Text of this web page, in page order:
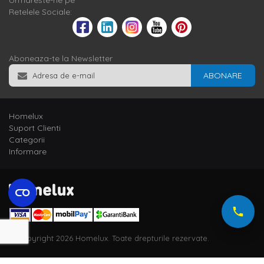
Retelele Sociale:
Aboneaza-te la Newsletter
ABONARE
Homelux
Suport Clienti
Categorii
Informare
© Copyright 2026 Homelux. Toate drepturile rezervate.